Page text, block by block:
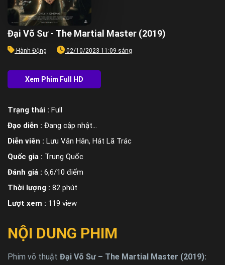
Đại Võ Sư - The Martial Master (2019)
Hành Động 02/10/2023 11:09 sáng
Trạng thái : Full
Đạo diễn : Đang cập nhật…
Diễn viên : Lưu Văn Hân, Hát Lã Trác
Quốc gia : Trung Quốc
Đánh giá : 6,6/10 điểm
Thời lượng : 82 phút
Lượt xem : 119 view
NỘI DUNG PHIM
Phim võ thuật Đại Võ Sư – The Martial Master (2019):